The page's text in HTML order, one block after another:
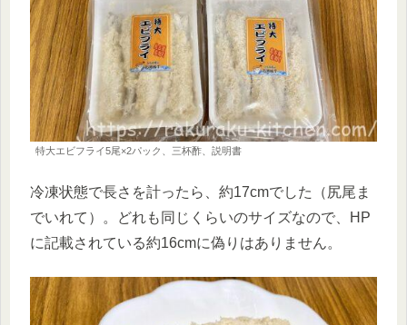
特大エビフライ5尾×2パック、三杯酢、説明書
冷凍状態で長さを計ったら、約17cmでした（尻尾ま
でいれて）。どれも同じくらいのサイズなので、HP
に記載されている約16cmに偽りはありません。